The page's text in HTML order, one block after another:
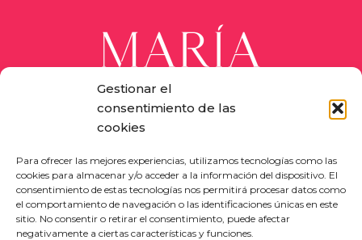
Gestionar el
consentimiento de las
cookies
Para ofrecer las mejores experiencias, utilizamos tecnologías como las
cookies para almacenar y/o acceder a la información del dispositivo. El
consentimiento de estas tecnologías nos permitirá procesar datos como
el comportamiento de navegación o las identificaciones únicas en este
sitio. No consentir o retirar el consentimiento, puede afectar
negativamente a ciertas características y funciones.
Siente tu auténtica belleza
MAPA WEB